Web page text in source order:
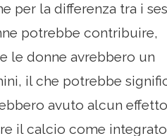
per la differenza tra i
potrebbe contribuire,
le donne avrebbero un
il che potrebbe
avuto alcun
il calcio come